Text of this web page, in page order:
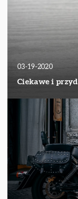
03-19-2020
Ciekawe i